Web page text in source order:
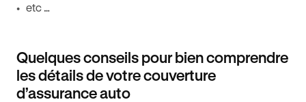
etc …
Quelques conseils pour bien comprendre
les détails de votre couverture
d’assurance auto